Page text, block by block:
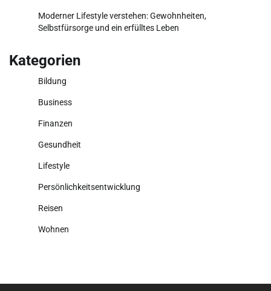
Moderner Lifestyle verstehen: Gewohnheiten,
Selbstfürsorge und ein erfülltes Leben
Kategorien
Bildung
Business
Finanzen
Gesundheit
Lifestyle
Persönlichkeitsentwicklung
Reisen
Wohnen